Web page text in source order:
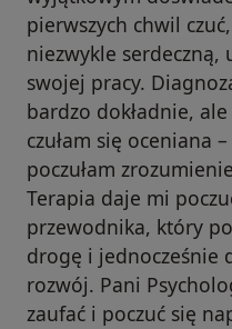
pierwszych chwil
niezwykle serdeczną,
swojej pracy.
bardzo dokładnie,
czułam się oceniana
poczułam
Terapia daje mi
przewodnika, który
drogę i jednocześnie
rozwój. Pani
zaufać i poczuć się